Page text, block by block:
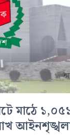
১,০৫১
আইনশৃঙ্খলা